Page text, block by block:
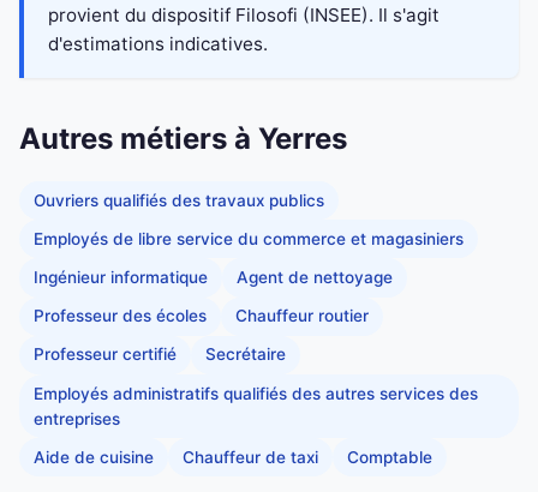
provient du dispositif Filosofi (INSEE). Il s'agit
d'estimations indicatives.
Autres métiers à Yerres
Ouvriers qualifiés des travaux publics
Employés de libre service du commerce et magasiniers
Ingénieur informatique Agent de nettoyage
Professeur des écoles Chauffeur routier
Professeur certifié Secrétaire
Employés administratifs qualifiés des autres services des
entreprises
Aide de cuisine Chauffeur de taxi Comptable